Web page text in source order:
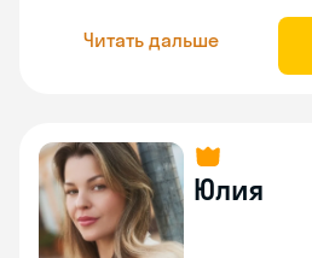
Читать дальше
Юлия